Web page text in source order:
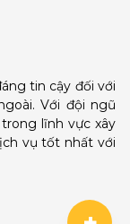
tin cậy đối với
Với đội ngũ
lĩnh vực xây
vụ tốt nhất với